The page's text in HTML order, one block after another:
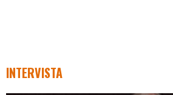
INTERVISTA